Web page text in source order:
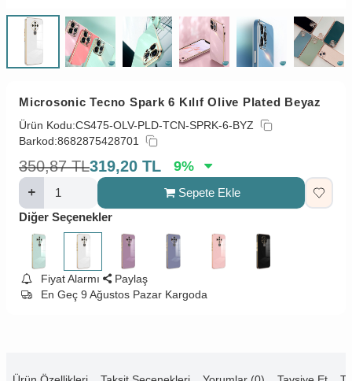
Microsonic Tecno Spark 6 Kılıf Olive Plated Beyaz
Ürün Kodu:CS475-OLV-PLD-TCN-SPRK-6-BYZ
Barkod:8682875428701
350,87 TL319,20 TL 9%
Sepete Ekle
Diğer Seçenekler
Fiyat Alarmı
Paylaş
En Geç 9 Ağustos Pazar Kargoda